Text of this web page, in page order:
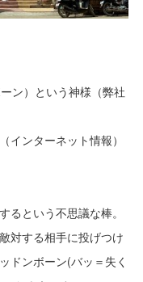
ン）という神様（弊社
インターネット情報）
るという不思議な棒。
対する相手に投げつけ
ドンボーン(バッ＝失く